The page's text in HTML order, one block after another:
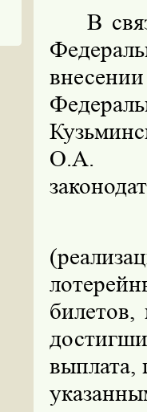
В
О.А.
выплата,